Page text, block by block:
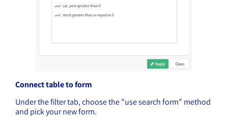
Connect table to form
Under the filter tab, choose the "use search form" method
and pick your new form.